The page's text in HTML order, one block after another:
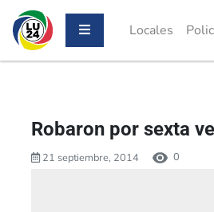
Locales
Robaron por sexta
21 septiembre, 2014 0